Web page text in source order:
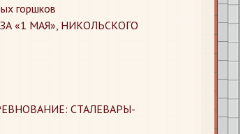
горшков
«1 МАЯ», НИКОЛЬСКОГО
СТАЛЕВАРЫ-